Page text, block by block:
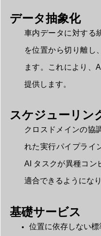
データ抽象化
車内データに対する
を位置から切り離し
ます。これにより、
提供します。
スケジューリン
クロスドメインの協
れた実行パイプライ
AI タスクが異種コン
適合できるようになり
基礎サービス
位置に依存しない標